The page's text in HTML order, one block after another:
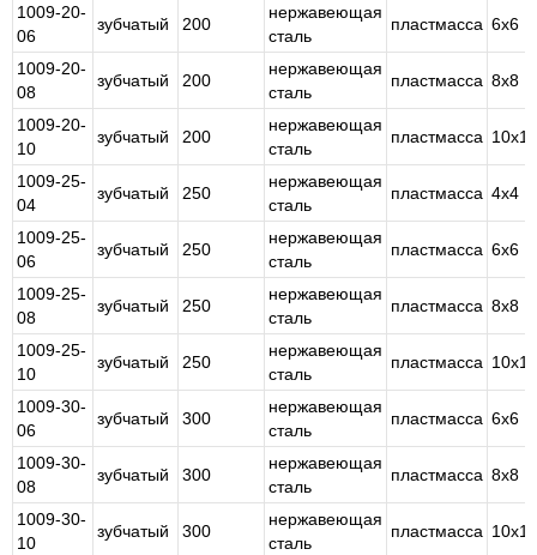
1009-20-
06
зубчатый 200
нержавеющая
сталь
пластмасса 6х6
1009-20-
08
зубчатый 200
нержавеющая
сталь
пластмасса 8х8
1009-20-
10
зубчатый 200
нержавеющая
сталь
пластмасса 10х10
1009-25-
04
зубчатый 250
нержавеющая
сталь
пластмасса 4х4
1009-25-
06
зубчатый 250
нержавеющая
сталь
пластмасса 6х6
1009-25-
08
зубчатый 250
нержавеющая
сталь
пластмасса 8х8
1009-25-
10
зубчатый 250
нержавеющая
сталь
пластмасса 10х10
1009-30-
06
зубчатый 300
нержавеющая
сталь
пластмасса 6х6
1009-30-
08
зубчатый 300
нержавеющая
сталь
пластмасса 8х8
1009-30-
10
зубчатый 300
нержавеющая
сталь
пластмасса 10х10